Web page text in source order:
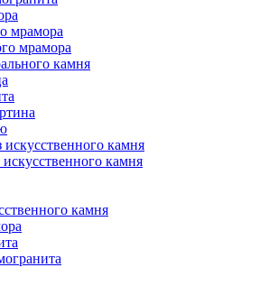
мрамора
мрамора
камня
камня
камня
камня